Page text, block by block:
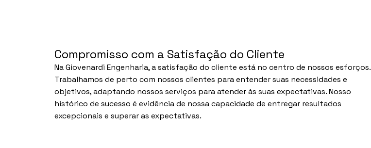
Compromisso com a Satisfação do Cliente
Na Giovenardi Engenharia, a satisfação do cliente está no centro de nossos esforços.
Trabalhamos de perto com nossos clientes para entender suas necessidades e
objetivos, adaptando nossos serviços para atender às suas expectativas. Nosso
histórico de sucesso é evidência de nossa capacidade de entregar resultados
excepcionais e superar as expectativas.